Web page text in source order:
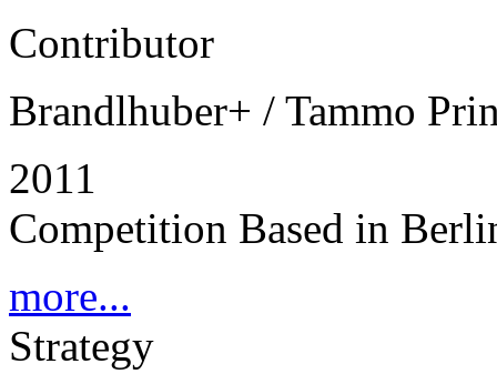
Contributor
Brandlhuber+ / Tammo
2011
Competition Based in
more...
Strategy